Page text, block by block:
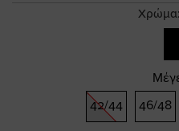
Χρώμα:
42/44
46/48